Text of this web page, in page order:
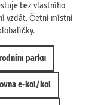
bez vlastního
vzdát. Četní místní
parku
e-kol/kol